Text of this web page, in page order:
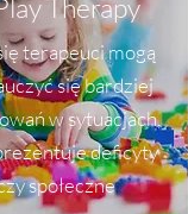
Therapy
terapeuci mogą
się bardziej
w sytuacjach,
deficyty
społeczne